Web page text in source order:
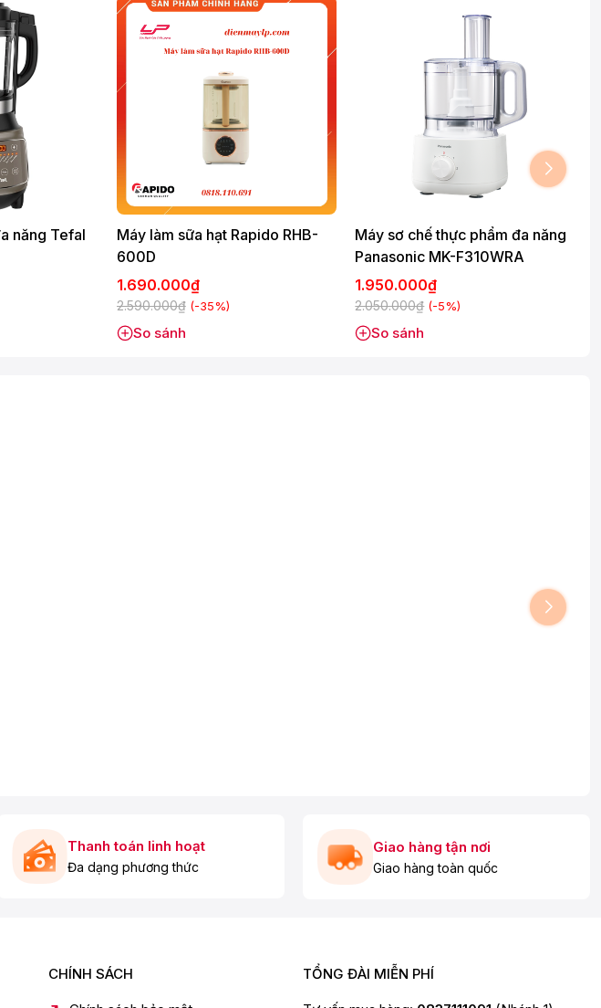
2 cánh (cối nhỏ) xay
năng Tefal
Máy làm sữa hạt Rapido RHB-
600D
1.690.000₫
2.590.000₫ (-35%)
So sánh
Máy sơ chế thực phẩm đa năng
Panasonic MK-F310WRA
1.950.000₫
2.050.000₫ (-5%)
So sánh
Thanh toán linh hoạt
Đa dạng phương thức
Giao hàng tận nơi
Giao hàng toàn quốc
CHÍNH SÁCH TỔNG ĐÀI MIỄN PHÍ